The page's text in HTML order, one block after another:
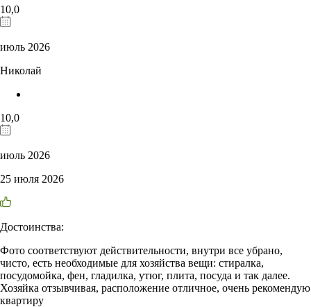
10,0
июль 2026
Николай
10,0
июль 2026
25 июля 2026
Достоинства:
Фото соответствуют действительности, внутри все убрано,
чисто, есть необходимые для хозяйства вещи: стиралка,
посудомойка, фен, гладилка, утюг, плита, посуда и так далее.
Хозяйка отзывчивая, расположение отличное, очень рекомендую
квартиру